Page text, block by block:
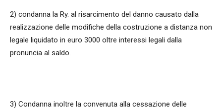
2) condanna la Ry. al risarcimento del danno causato dalla
realizzazione delle modifiche della costruzione a distanza non
legale liquidato in euro 3000 oltre interessi legali dalla
pronuncia al saldo.
3) Condanna inoltre la convenuta alla cessazione delle